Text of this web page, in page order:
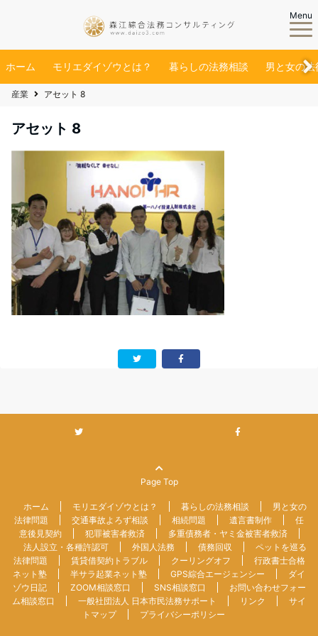
Menu
ホーム モリエダイゾウとは？ 暮らしの法務相談 男と女の法
産業 アセット 8
アセット 8
Page Top
ホーム モリエダイゾウとは？ 暮らしの法務相談
男と女の
法律問題
交通事故よろず相談 相続問題 遺言書制作
任
意後見契約
犯罪被害者救済
多重債務者・ヤミ金被害者救済
法人設立・各種許認可
外国人法務 債務回収
ペットを巡る
法律問題
賃貸借契約トラブル クーリングオフ
行政書士合格
ネット塾
半サラ起業ネット塾 GPS綜合エージェンシー
ダイ
ゾウ日記
ZOOM相談窓口 SNS相談窓口
お問い合わせフォー
ム相談窓口
一般社団法人 日本市民法務サポート リンク
サイ
トマップ
プライバシーポリシー